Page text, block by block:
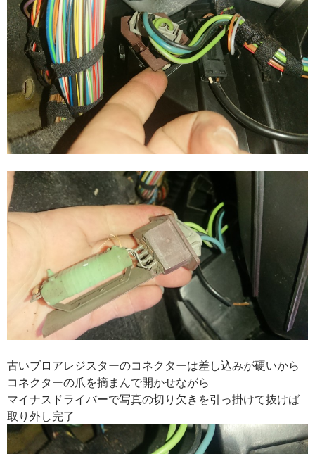
古いブロアレジスターのコネクターは差し込みが硬いから
コネクターの爪を摘まんで開かせながら
マイナスドライバーで写真の切り欠きを引っ掛けて抜けば
取り外し完了